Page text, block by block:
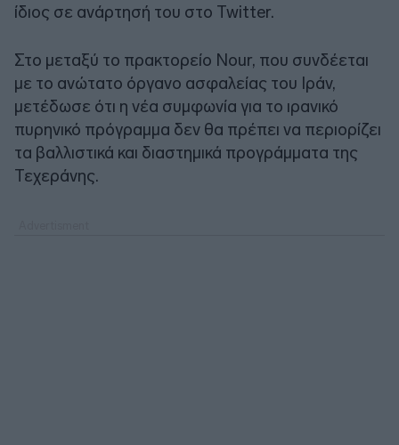
ίδιος σε ανάρτησή του στο Twitter.
Στο μεταξύ το πρακτορείο Nour, που συνδέεται
με το ανώτατο όργανο ασφαλείας του Ιράν,
μετέδωσε ότι η νέα συμφωνία για το ιρανικό
πυρηνικό πρόγραμμα δεν θα πρέπει να περιορίζει
τα βαλλιστικά και διαστημικά προγράμματα της
Τεχεράνης.